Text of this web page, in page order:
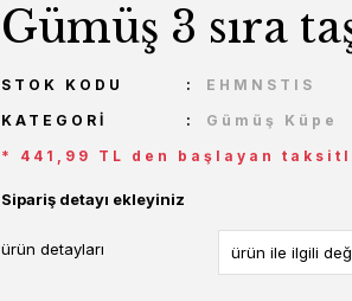
Gümüş 3 sıra
STOK KODU
EHMNSTIS
KATEGORI
Gümüş Küpe
* 441,99 TL den başlayan
Sipariş detayı ekleyiniz
ürün detayları